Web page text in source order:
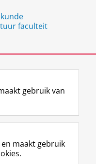
faculteit
L
i
k
e
R
S
-
f
I
n
t
Y
o
T
gebruik van
maakt gebruik